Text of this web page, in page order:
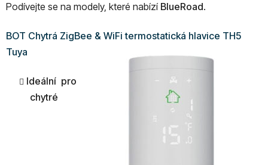
Podívejte se na modely, které nabízí BlueRoad.
BOT Chytrá ZigBee & WiFi termostatická hlavice TH5
Tuya
Ideální pro
chytré